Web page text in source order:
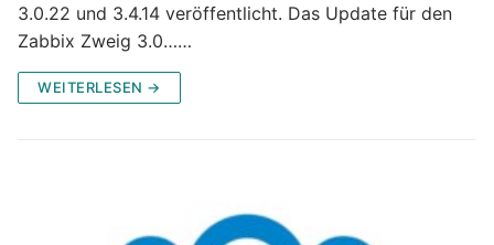
3.0.22 und 3.4.14 veröffentlicht. Das Update für den
Zabbix Zweig 3.0……
WEITERLESEN →